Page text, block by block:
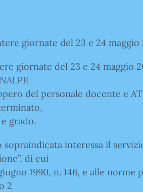
giornate del 23 e 24 maggio
giornate del 23 e 24 maggio
del personale docente e
grado.
sopraindicata interessa il
di cui
1990, n. 146, e alle norme
2